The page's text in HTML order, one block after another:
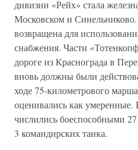
дивизии «Рейх» стала
Московском и
возвращена для
снабжения. Части
дороге из Краснограда в
вновь должны были
ходе 75-километрового
оценивались как умеренные.
числились боеспособными
3 командирских танка.